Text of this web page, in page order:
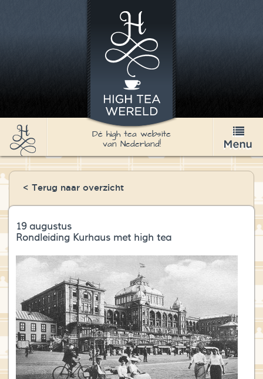
High Tea
Recepten
Thee
Blog
Over High Tea Wereld
Contact
Dé high tea website
van Nederland!
< Terug naar overzicht
19 augustus
Rondleiding Kurhaus met high tea